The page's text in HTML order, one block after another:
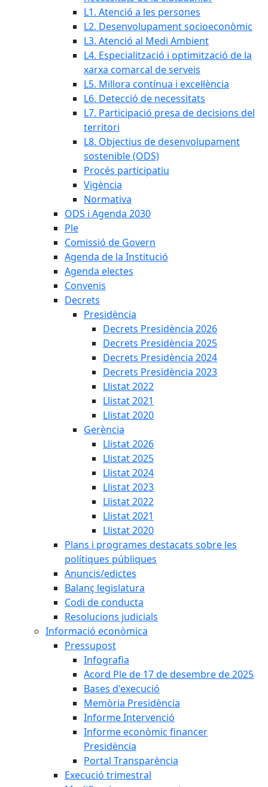
L1. Atenció a les persones
L2. Desenvolupament socioeconòmic
L3. Atenció al Medi Ambient
L4. Especialització i optimització de la
xarxa comarcal de serveis
L5. Millora contínua i excel·lència
L6. Detecció de necessitats
L7. Participació presa de decisions del
territori
L8. Objectius de desenvolupament
sostenible (ODS)
Procés participatiu
Vigència
Normativa
ODS i Agenda 2030
Ple
Comissió de Govern
Agenda de la Institució
Agenda electes
Convenis
Decrets
Presidència
Decrets Presidència 2026
Decrets Presidència 2025
Decrets Presidència 2024
Decrets Presidència 2023
Llistat 2022
Llistat 2021
Llistat 2020
Gerència
Llistat 2026
Llistat 2025
Llistat 2024
Llistat 2023
Llistat 2022
Llistat 2021
Llistat 2020
Plans i programes destacats sobre les
polítiques públiques
Anuncis/edictes
Balanç legislatura
Codi de conducta
Resolucions judicials
Informació econòmica
Pressupost
Infografia
Acord Ple de 17 de desembre de 2025
Bases d'execució
Memòria Presidència
Informe Intervenció
Informe econòmic financer
Presidència
Portal Transparència
Execució trimestral